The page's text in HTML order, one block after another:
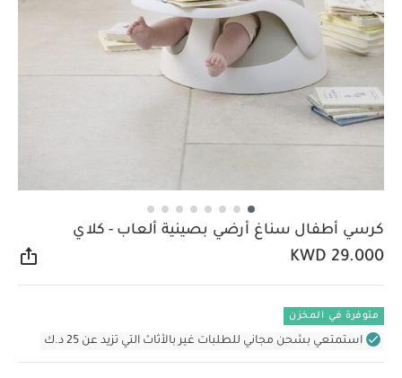
كرسي أطفال سناغ أرضي بصينية ألعاب - كلاي
KWD 29.000
متوفرة في المخزن
استمتعي بشحن مجاني للطلبات غير بالأثاث التي تزيد عن 25 د.ك